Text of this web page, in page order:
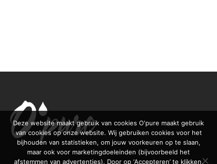
Deze website maakt gebruik van cookies O'pure maakt gebruik
van cookies op onze website. Wij gebruiken cookies voor het
bijhouden van statistieken, om jouw voorkeuren op te slaan,
maar ook voor marketingdoeleinden (bijvoorbeeld het
afstemmen van advertenties). Door op ‘Accepteren’ te klikken,